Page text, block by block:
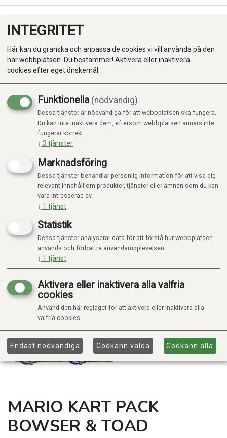
Produkter
Kategorier
Kampanj
MARIO KART PACK
BOWSER & TOAD
INTEGRITET
Här kan du granska och anpassa de cookies vi vill använda på den
här webbplatsen. Du bestämmer! Aktivera eller inaktivera
cookies efter eget önskemål.
Funktionella (nödvändig)
Dessa tjänster är nödvändiga för att webbplatsen ska fungera.
Du kan inte inaktivera dem, eftersom webbplatsen annars inte
fungerar korrekt.
↓ 3 tjänster
Marknadsföring
Dessa tjänster behandlar personlig information för att visa dig
relevant innehåll om produkter, tjänster eller ämnen som du kan
vara intresserad av.
↓ 1 tjänst
Statistik
Dessa tjänster analyserar data för att förstå hur webbplatsen
används och förbättra användarupplevelsen.
↓ 1 tjänst
Aktivera eller inaktivera alla valfria
cookies
Använd den här reglaget för att aktivera eller inaktivera alla
valfria cookies.
Endast nödvändiga Godkänn valda Godkänn alla